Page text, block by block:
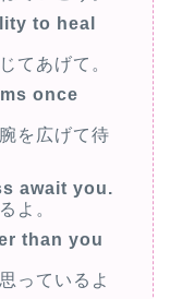
to heal
てあげて。
once
を広げて待
await you.
よ。
than you
っているよ